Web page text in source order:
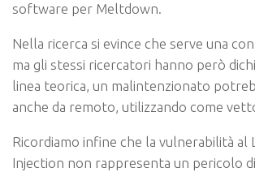
software per Meltdown.
Nella ricerca si evince che serve una
ma gli stessi ricercatori hanno però
linea teorica, un malintenzionato
anche da remoto, utilizzando come
Ricordiamo infine che la vulnerabilità al
Injection non rappresenta un pericolo